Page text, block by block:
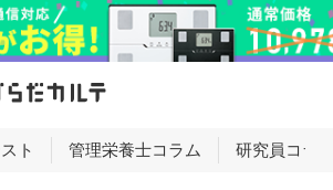
ト 管理栄養士コラム 研究員コラ